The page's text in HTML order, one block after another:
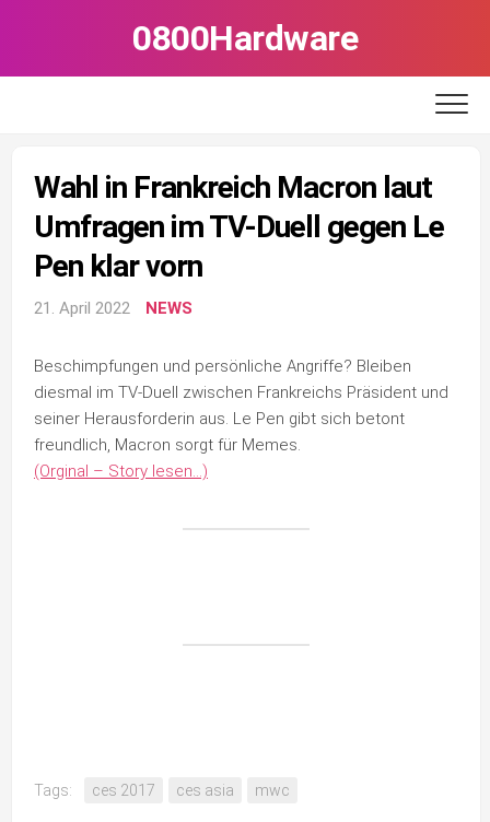
0800Hardware
Wahl in Frankreich Macron laut
Umfragen im TV-Duell gegen Le
Pen klar vorn
21. April 2022 NEWS
Beschimpfungen und persönliche Angriffe? Bleiben
diesmal im TV-Duell zwischen Frankreichs Präsident und
seiner Herausforderin aus. Le Pen gibt sich betont
freundlich, Macron sorgt für Memes.
(Orginal – Story lesen…)
Tags: ces 2017 ces asia mwc